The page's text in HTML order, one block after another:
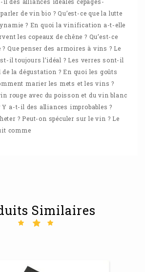
des alliances idéales cépages-
de vin bio ? Qu’est-ce que la lutte
? En quoi la vinification a-t-elle
les copeaux de chêne ? Qu’est-ce
? Que penser des armoires à vins ? Le
il toujours l’idéal ? Les verres sont-il
la dégustation ? En quoi les goûts
marier les mets et les vins ?
rouge avec du poisson et du vin blanc
Y a-t-il des alliances improbables ?
? Peut-on spéculer sur le vin ? Le
comme
Similaires